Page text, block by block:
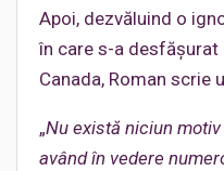
Apoi, dezvăluind o
în care s-a
Canada, Roman scrie
„Nu există niciun
având în vedere